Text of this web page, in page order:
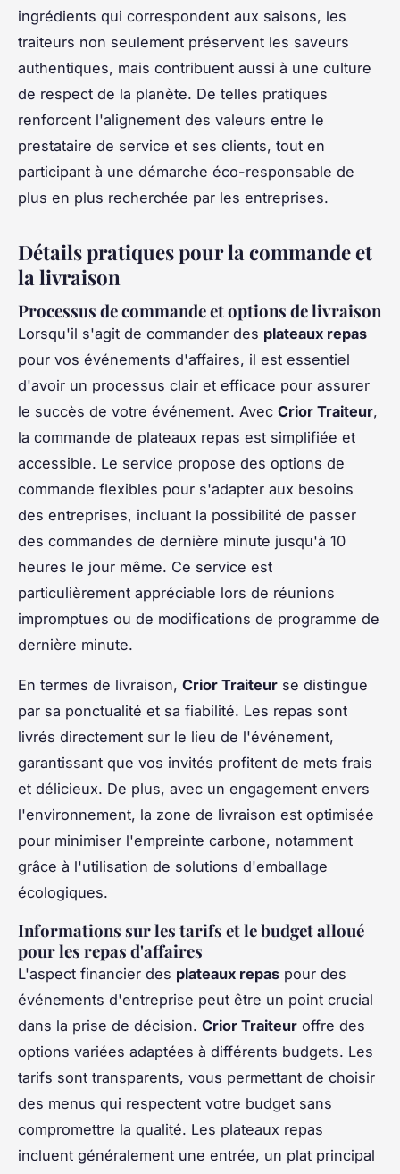
ingrédients qui correspondent aux saisons, les
traiteurs non seulement préservent les saveurs
authentiques, mais contribuent aussi à une culture
de respect de la planète. De telles pratiques
renforcent l'alignement des valeurs entre le
prestataire de service et ses clients, tout en
participant à une démarche éco-responsable de
plus en plus recherchée par les entreprises.
Détails pratiques pour la commande et
la livraison
Processus de commande et options de livraison
Lorsqu'il s'agit de commander des plateaux repas
pour vos événements d'affaires, il est essentiel
d'avoir un processus clair et efficace pour assurer
le succès de votre événement. Avec Crior Traiteur,
la commande de plateaux repas est simplifiée et
accessible. Le service propose des options de
commande flexibles pour s'adapter aux besoins
des entreprises, incluant la possibilité de passer
des commandes de dernière minute jusqu'à 10
heures le jour même. Ce service est
particulièrement appréciable lors de réunions
impromptues ou de modifications de programme de
dernière minute.
En termes de livraison, Crior Traiteur se distingue
par sa ponctualité et sa fiabilité. Les repas sont
livrés directement sur le lieu de l'événement,
garantissant que vos invités profitent de mets frais
et délicieux. De plus, avec un engagement envers
l'environnement, la zone de livraison est optimisée
pour minimiser l'empreinte carbone, notamment
grâce à l'utilisation de solutions d'emballage
écologiques.
Informations sur les tarifs et le budget alloué
pour les repas d'affaires
L'aspect financier des plateaux repas pour des
événements d'entreprise peut être un point crucial
dans la prise de décision. Crior Traiteur offre des
options variées adaptées à différents budgets. Les
tarifs sont transparents, vous permettant de choisir
des menus qui respectent votre budget sans
compromettre la qualité. Les plateaux repas
incluent généralement une entrée, un plat principal